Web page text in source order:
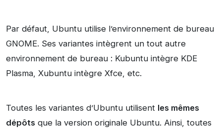
Par défaut, Ubuntu utilise l’environnement de bureau
GNOME. Ses variantes intègrent un tout autre
environnement de bureau : Kubuntu intègre KDE
Plasma, Xubuntu intègre Xfce, etc.
Toutes les variantes d’Ubuntu utilisent les mêmes
dépôts que la version originale Ubuntu. Ainsi, toutes